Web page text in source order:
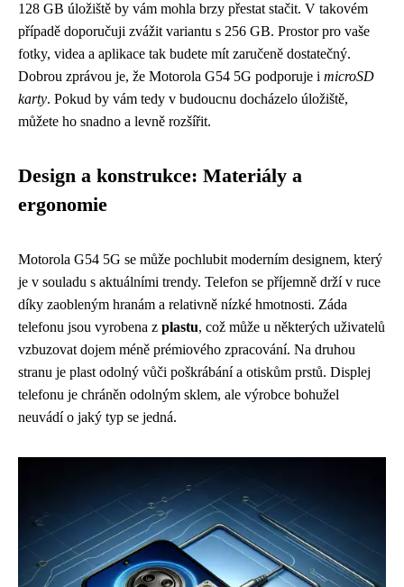
128 GB úložiště by vám mohla brzy přestat stačit. V takovém
případě doporučuji zvážit variantu s 256 GB. Prostor pro vaše
fotky, videa a aplikace tak budete mít zaručeně dostatečný.
Dobrou zprávou je, že Motorola G54 5G podporuje i microSD
karty. Pokud by vám tedy v budoucnu docházelo úložiště,
můžete ho snadno a levně rozšířit.
Design a konstrukce: Materiály a
ergonomie
Motorola G54 5G se může pochlubit moderním designem, který
je v souladu s aktuálními trendy. Telefon se příjemně drží v ruce
díky zaobleným hranám a relativně nízké hmotnosti. Záda
telefonu jsou vyrobena z plastu, což může u některých uživatelů
vzbuzovat dojem méně prémiového zpracování. Na druhou
stranu je plast odolný vůči poškrábání a otiskům prstů. Displej
telefonu je chráněn odolným sklem, ale výrobce bohužel
neuvádí o jaký typ se jedná.